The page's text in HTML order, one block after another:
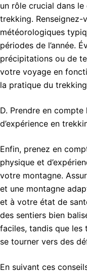
un rôle crucial dans
trekking.
météorologiques
périodes de l’année.
précipitations ou de
votre voyage en
la pratique du
D. Prendre en
d’expérience en
Enfin, prenez en
physique et
votre montagne.
et une montagne
et à votre état de
des sentiers bien
faciles, tandis que les
se tourner vers des
En suivant ces